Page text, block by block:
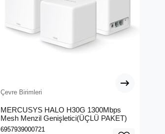
Çevre Birimleri
MERCUSYS HALO H30G 1300Mbps
Mesh Menzil Genişletici(ÜÇLÜ PAKET)
6957939000721